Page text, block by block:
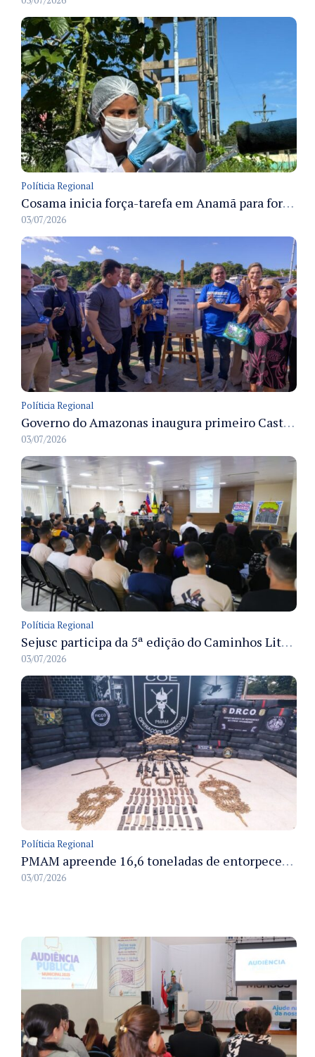
Políticia Regional
Cosama inicia força-tarefa em Anamã para fortalecer abastecimento de água e segurança hídrica da população
03/07/2026
Políticia Regional
Governo do Amazonas inaugura primeiro Castramóvel Fluvial para atendimento veterinário às comunidades ribeirinhas e castração gratuita
03/07/2026
Políticia Regional
Sejusc participa da 5ª edição do Caminhos Literários com foco na cultura hip-hop nas unidades socioeducativas
03/07/2026
Políticia Regional
PMAM apreende 16,6 toneladas de entorpecentes e registra aumento nas prisões em flagrante e nas capturas de foragidos no primeiro semestre de 2026
03/07/2026